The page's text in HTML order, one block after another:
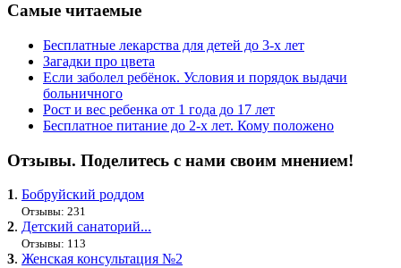
Самые читаемые
Бесплатные лекарства для детей до 3-х лет
Загадки про цвета
Если заболел ребёнок. Условия и порядок выдачи
больничного
Рост и вес ребенка от 1 года до 17 лет
Бесплатное питание до 2-х лет. Кому положено
Отзывы. Поделитесь с нами своим мнением!
1. Бобруйский роддом
Отзывы: 231
2. Детский санаторий...
Отзывы: 113
3. Женская консультация №2